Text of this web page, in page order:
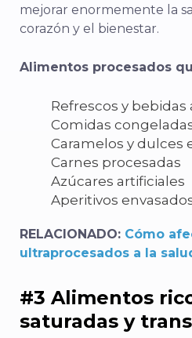
mejorar enormemente la
corazón y el bienestar.
Alimentos procesados
Refrescos y bebidas
Comidas
Caramelos y dulces
Carnes procesadas
Azúcares artificiales
Aperitivos
RELACIONADO: Cómo
ultraprocesados a la
#3 Alimentos
saturadas y trans